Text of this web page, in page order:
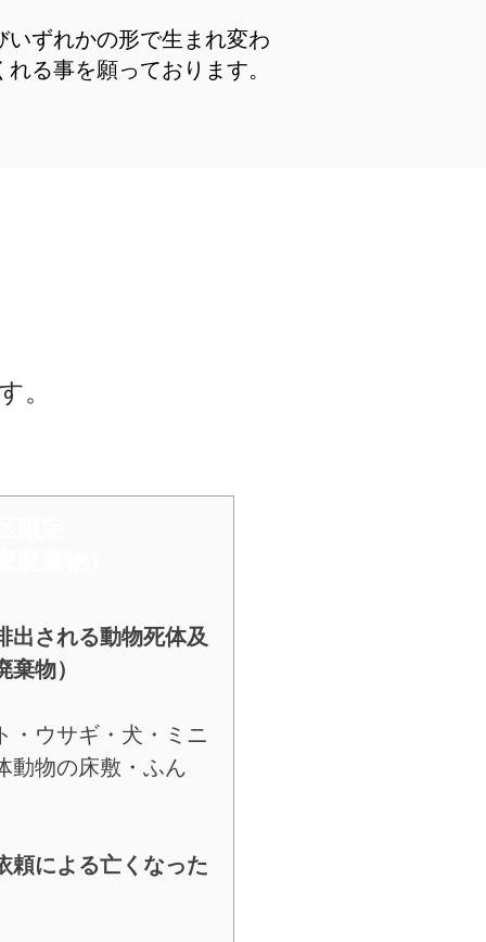
ずれかの形で生まれ変わ
る事を願っております。
。
出される動物死体及
物）
・ウサギ・犬・ミニ
動物の床敷・ふん
頼による亡くなった